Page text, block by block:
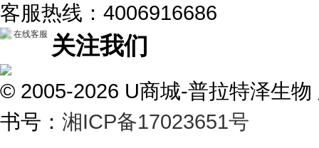
客服热线：4006916686
在线客服 关注我们
© 2005-2026 U商城-普拉特泽生
书号： 湘ICP备17023651号